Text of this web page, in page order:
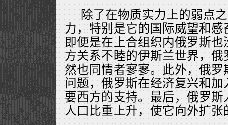
除了在物质实力上的弱点
力，特别是它的国际威望和
即便是在上合组织内俄罗斯
方关系不睦的伊斯兰世界，
然也同情者寥寥。此外，俄
问题，俄罗斯在经济复兴和
要西方的支持。最后，俄罗
人口比重上升，使它向外扩